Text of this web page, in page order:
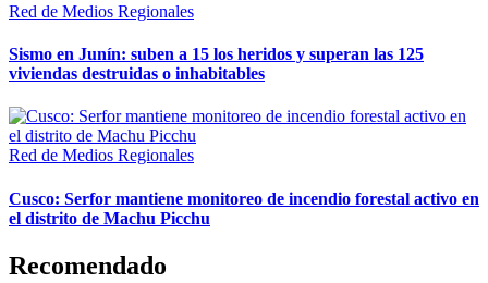
Red de Medios Regionales
Sismo en Junín: suben a 15 los heridos y superan las 125
viviendas destruidas o inhabitables
Red de Medios Regionales
Cusco: Serfor mantiene monitoreo de incendio forestal activo en
el distrito de Machu Picchu
Recomendado